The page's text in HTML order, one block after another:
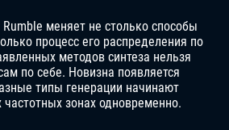
меняет не столько способы
процесс его распределения по
методов синтеза нельзя
по себе. Новизна появляется
типы генерации начинают
зонах одновременно.